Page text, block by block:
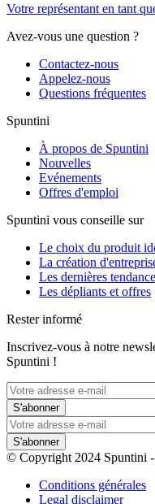
Votre représentant en tant
Avez-vous une question ?
Contactez-nous
Appelez-nous
Questions fréquentes
Spuntini
À propos de Spuntini
Nouvelles
Evénements
Offres d'emploi
Spuntini vous conseille sur
Le choix du produit
La création
Les dernières
Les dépliants et offres
Rester informé
Inscrivez-vous à notre
Spuntini !
S'abonner
S'abonner
© Copyright 2024 Spuntini -
Conditions générales
Legal disclaimer